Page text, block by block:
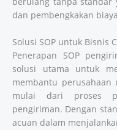
dan pembengkakan
Solusi SOP untuk Bisnis
Penerapan SOP
solusi utama untuk
membantu
mulai dari proses
pengiriman. Dengan
acuan dalam